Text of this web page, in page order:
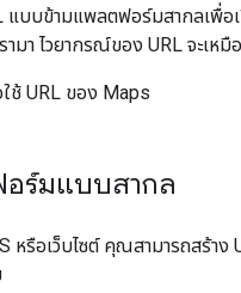
แบบข้ามแพลตฟอร์มสากลเพื่อ
มา ไวยากรณ์ของ URL จะเห
ช้ URL ของ Maps
อร์มแบบสากล
รือเว็บไซต์ คุณสามารถสร้าง